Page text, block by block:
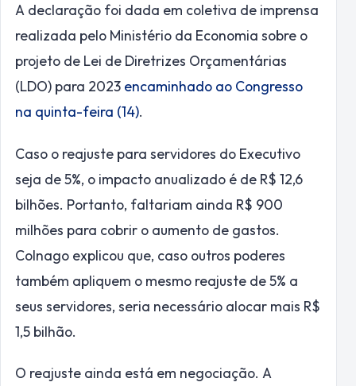
A declaração foi dada em coletiva de imprensa
realizada pelo Ministério da Economia sobre o
projeto de Lei de Diretrizes Orçamentárias
(LDO) para 2023 encaminhado ao Congresso
na quinta-feira (14).
Caso o reajuste para servidores do Executivo
seja de 5%, o impacto anualizado é de R$ 12,6
bilhões. Portanto, faltariam ainda R$ 900
milhões para cobrir o aumento de gastos.
Colnago explicou que, caso outros poderes
também apliquem o mesmo reajuste de 5% a
seus servidores, seria necessário alocar mais R$
1,5 bilhão.
O reajuste ainda está em negociação. A